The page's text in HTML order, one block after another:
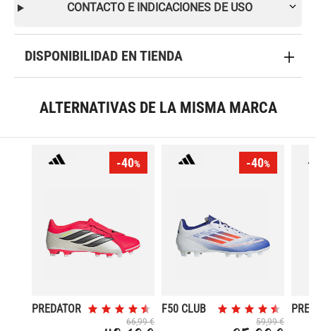
CONTACTO E INDICACIONES DE USO
DISPONIBILIDAD EN TIENDA
ALTERNATIVAS DE LA MISMA MARCA
-40%
PREDATOR
66,99 €
-40%
F50 CLUB
59,99 €